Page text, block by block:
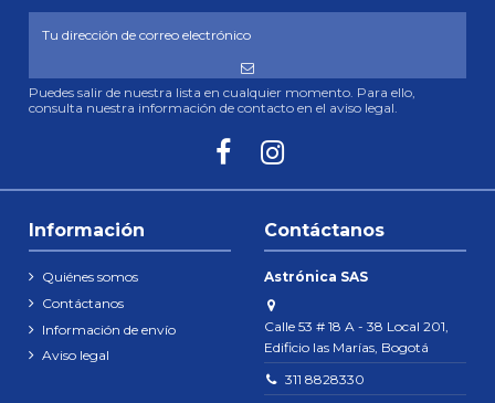
Puedes salir de nuestra lista en cualquier momento. Para ello,
consulta nuestra información de contacto en el aviso legal.
Información
Quiénes somos
Contáctanos
Información de envío
Aviso legal
Contáctanos
Astrónica SAS
Calle 53 # 18 A - 38 Local 201,
Edificio las Marías, Bogotá
311 8828330